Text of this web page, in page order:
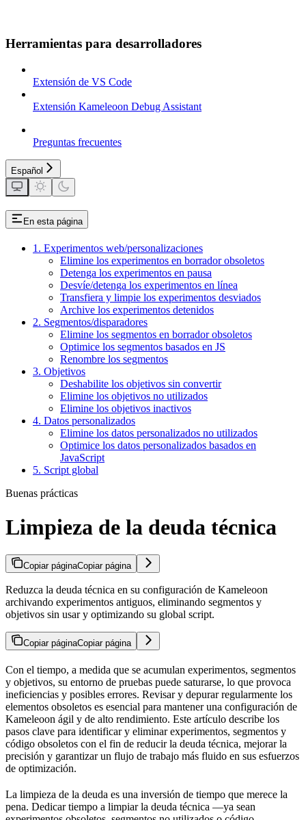
Herramientas para desarrolladores
Extensión de VS Code
Extensión Kameleoon Debug Assistant
Preguntas frecuentes
Español
En esta página
1. Experimentos web/personalizaciones
Elimine los experimentos en borrador obsoletos
Detenga los experimentos en pausa
Desvíe/detenga los experimentos en línea
Transfiera y limpie los experimentos desviados
Archive los experimentos detenidos
2. Segmentos/disparadores
Elimine los segmentos en borrador obsoletos
Optimice los segmentos basados en JS
Renombre los segmentos
3. Objetivos
Deshabilite los objetivos sin convertir
Elimine los objetivos no utilizados
Elimine los objetivos inactivos
4. Datos personalizados
Elimine los datos personalizados no utilizados
Optimice los datos personalizados basados en
JavaScript
5. Script global
Buenas prácticas
Limpieza de la deuda técnica
Copiar páginaCopiar página
Reduzca la deuda técnica en su configuración de Kameleoon
archivando experimentos antiguos, eliminando segmentos y
objetivos sin usar y optimizando su global script.
Copiar páginaCopiar página
Con el tiempo, a medida que se acumulan experimentos, segmentos
y objetivos, su entorno de pruebas puede saturarse, lo que provoca
ineficiencias y posibles errores. Revisar y depurar regularmente los
elementos obsoletos es esencial para mantener una configuración de
Kameleoon ágil y de alto rendimiento. Este artículo describe los
pasos clave para identificar y eliminar experimentos, segmentos y
código obsoletos con el fin de reducir la deuda técnica, mejorar la
precisión y garantizar un flujo de trabajo más fluido en sus esfuerzos
de optimización.
La limpieza de la deuda es una inversión de tiempo que merece la
pena. Dedicar tiempo a limpiar la deuda técnica —ya sean